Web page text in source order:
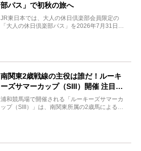
部パス」で初秋の旅へ
JR東日本では、大人の休日倶楽部会員限定の
「大人の休日倶楽部パス」を2026年7月31日
南関東2歳戦線の主役は誰だ！ルーキ
ーズサマーカップ（SIII）開催 注目馬
と見どころをチェック
浦和競馬場で開催される「ルーキーズサマーカ
ップ（SIII）」は、南関東所属の2歳馬による注